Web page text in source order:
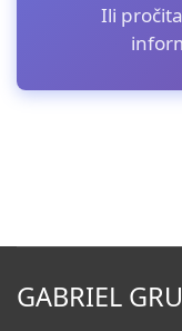
Ili
GABRIEL